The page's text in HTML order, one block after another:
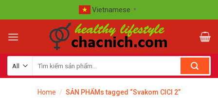
to
Vietnamese ▼
Home / SẢN PHẨMs tagged “Svakom CICI 2”